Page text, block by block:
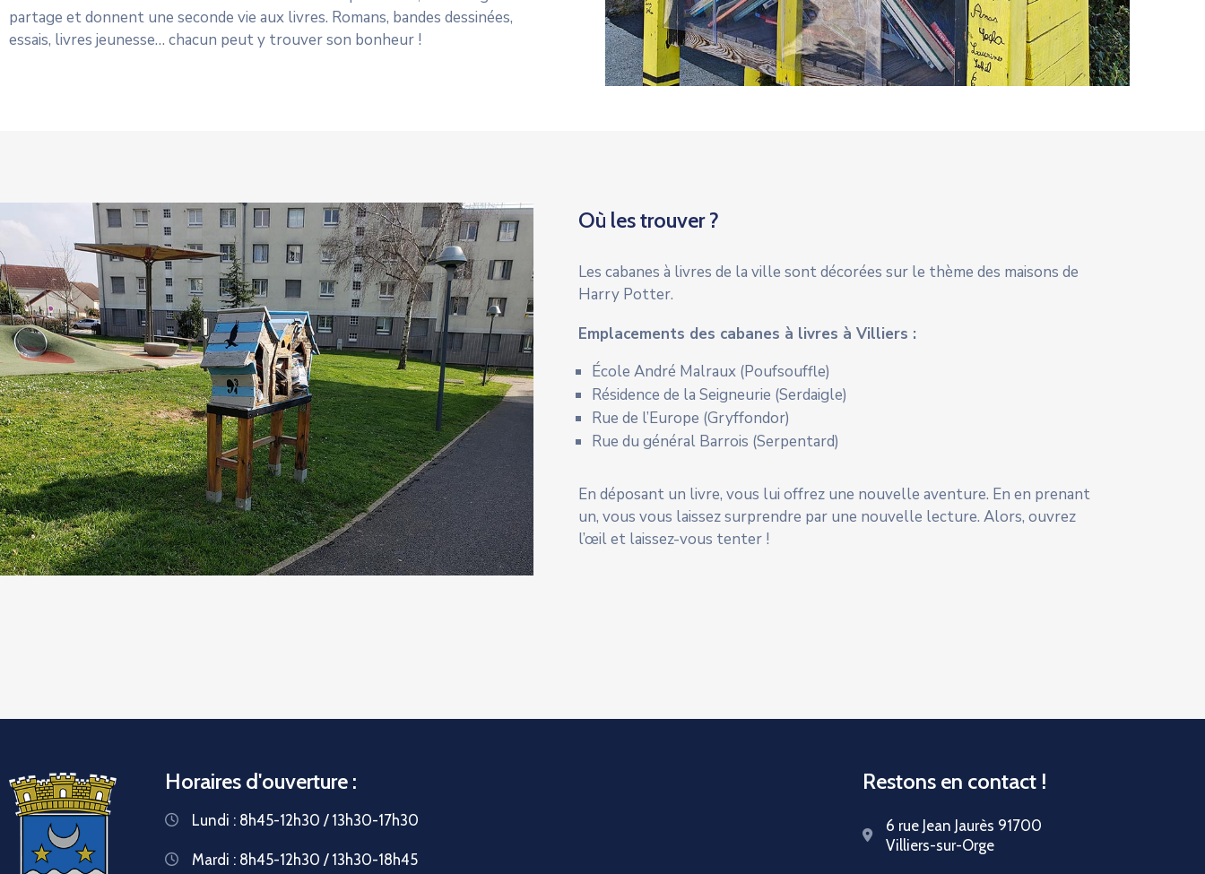
partage et donnent une seconde vie aux livres. Romans, bandes dessinées,
essais, livres jeunesse… chacun peut y trouver son bonheur !
Où les trouver ?
Les cabanes à livres de la ville sont décorées sur le thème des maisons de
Harry Potter.
Emplacements des cabanes à livres à Villiers :
École André Malraux (Poufsouffle)
Résidence de la Seigneurie (Serdaigle)
Rue de l’Europe (Gryffondor)
Rue du général Barrois (Serpentard)
En déposant un livre, vous lui offrez une nouvelle aventure. En en prenant
un, vous vous laissez surprendre par une nouvelle lecture. Alors, ouvrez
l’œil et laissez-vous tenter !
Horaires d'ouverture :
Lundi : 8h45-12h30 / 13h30-17h30
Mardi : 8h45-12h30 / 13h30-18h45
Restons en contact !
6 rue Jean Jaurès 91700
Villiers-sur-Orge